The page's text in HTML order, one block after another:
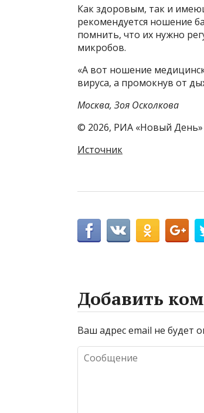
Как здоровым, так и
рекомендуется ношение
помнить, что их нужно
микробов.
«А вот ношение
вируса, а промокнув от
Москва, Зоя Осколкова
© 2026, РИА «Новый День»
Источник
Добавить
Ваш адрес email не будет